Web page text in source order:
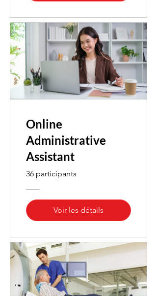
Online
Administrative
Assistant
36 participants
Voir les détails